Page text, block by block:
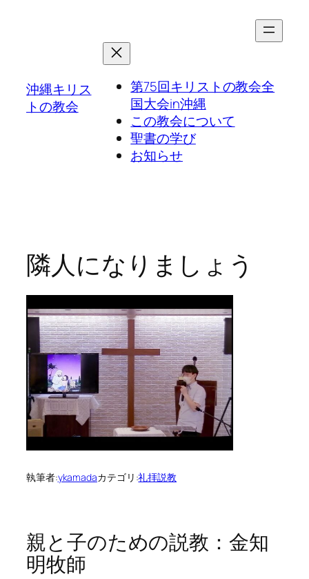
沖縄キリス
トの教会
第75回キリストの教会全
国大会in沖縄
この教会について
聖書の学び
お知らせ
隣人になりましょう
執筆者:ykamadaカテゴリ:礼拝説教
親と子のための説教：金知
明牧師